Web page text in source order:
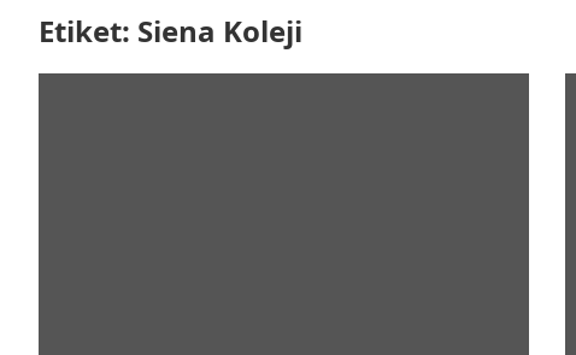
Etiket: Siena Koleji